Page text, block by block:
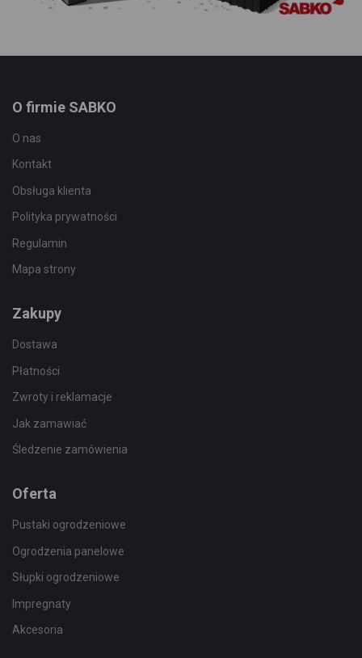
O firmie SABKO
O nas
Kontakt
Obsługa klienta
Polityka prywatności
Regulamin
Mapa strony
Zakupy
Dostawa
Płatności
Zwroty i reklamacje
Jak zamawiać
Śledzenie zamówienia
Oferta
Pustaki ogrodzeniowe
Ogrodzenia panelowe
Słupki ogrodzeniowe
Impregnaty
Akcesoria